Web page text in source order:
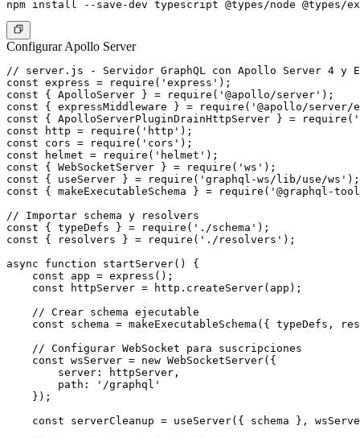
Configurar Apollo Server
// server.js - Servidor GraphQL con Apollo Server 4 y
const express = require('express');
const { ApolloServer } = require('@apollo/server');
const { expressMiddleware } = require('@apollo/server/
const { ApolloServerPluginDrainHttpServer } =
const http = require('http');
const cors = require('cors');
const helmet = require('helmet');
const { WebSocketServer } = require('ws');
const { useServer } = require('graphql-ws/lib/use/ws');
const { makeExecutableSchema } = require('@graphql-
// Importar schema y resolvers
const { typeDefs } = require('./schema');
const { resolvers } = require('./resolvers');
async function startServer() {
    const app = express();
    const httpServer = http.createServer(app);
    // Crear schema ejecutable
const schema = makeExecutableSchema({ typeDefs,
    // Configurar WebSocket para suscripciones
    const wsServer = new WebSocketServer({
        server: httpServer,
        path: '/graphql'
    });
const serverCleanup = useServer({ schema },